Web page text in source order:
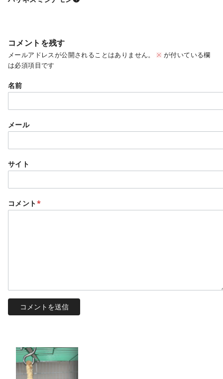
コメントを残す
メールアドレスが公開されることはありません。 ※ が付いている欄
は必須項目です
名前
メール
サイト
コメント*